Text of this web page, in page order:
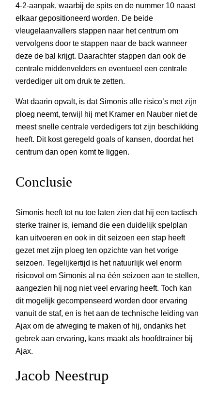
4-2-aanpak, waarbij de spits en de nummer 10 naast
elkaar gepositioneerd worden. De beide
vleugelaanvallers stappen naar het centrum om
vervolgens door te stappen naar de back wanneer
deze de bal krijgt. Daarachter stappen dan ook de
centrale middenvelders en eventueel een centrale
verdediger uit om druk te zetten.
Wat daarin opvalt, is dat Simonis alle risico’s met zijn
ploeg neemt, terwijl hij met Kramer en Nauber niet de
meest snelle centrale verdedigers tot zijn beschikking
heeft. Dit kost geregeld goals of kansen, doordat het
centrum dan open komt te liggen.
Conclusie
Simonis heeft tot nu toe laten zien dat hij een tactisch
sterke trainer is, iemand die een duidelijk spelplan
kan uitvoeren en ook in dit seizoen een stap heeft
gezet met zijn ploeg ten opzichte van het vorige
seizoen. Tegelijkertijd is het natuurlijk wel enorm
risicovol om Simonis al na één seizoen aan te stellen,
aangezien hij nog niet veel ervaring heeft. Toch kan
dit mogelijk gecompenseerd worden door ervaring
vanuit de staf, en is het aan de technische leiding van
Ajax om de afweging te maken of hij, ondanks het
gebrek aan ervaring, kans maakt als hoofdtrainer bij
Ajax.
Jacob Neestrup